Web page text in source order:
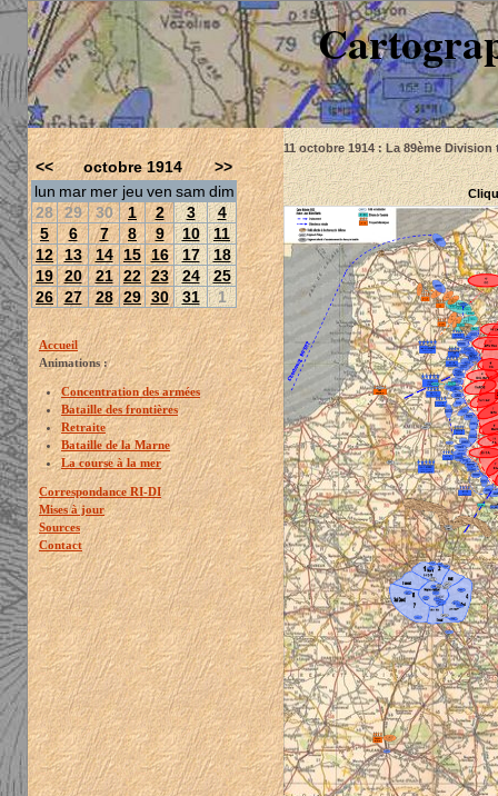
<< octobre 1914
>>
lun mar mer jeu ven sam dim
28 29 30 1 2 3
4
5
6 7 8 9 10
11
12 13 14 15 16 17
18
19 20 21 22 23 24
25
26 27 28 29 30 31 1
Accueil
Animations :
Concentration des armées
Bataille des frontières
Retraite
Bataille de la Marne
La course à la mer
Correspondance RI-DI
Mises à jour
Sources
Contact
11 octobre 1914 : La 89ème